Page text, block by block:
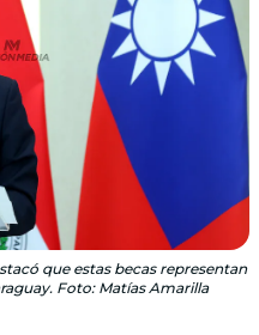
que estas becas representan
Foto: Matías Amarilla